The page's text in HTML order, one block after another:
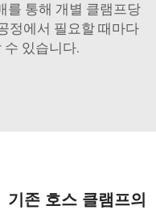
를 통해 개별 클램프당
정에서 필요할 때마다
수 있습니다.
기존 호스 클램프의